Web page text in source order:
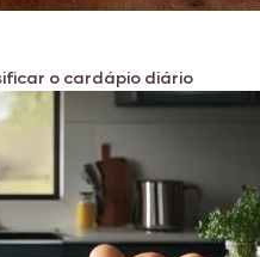
o cardápio diário